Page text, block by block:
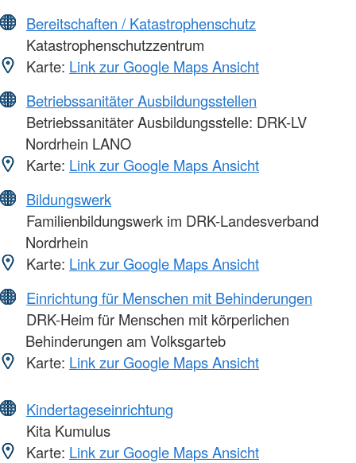
Bereitschaften / Katastrophenschutz
Katastrophenschutzzentrum
Karte: Link zur Google Maps Ansicht
Betriebssanitäter Ausbildungsstellen
Betriebssanitäter Ausbildungsstelle: DRK-LV
Nordrhein LANO
Karte: Link zur Google Maps Ansicht
Bildungswerk
Familienbildungswerk im DRK-Landesverband
Nordrhein
Karte: Link zur Google Maps Ansicht
Einrichtung für Menschen mit Behinderungen
DRK-Heim für Menschen mit körperlichen
Behinderungen am Volksgarteb
Karte: Link zur Google Maps Ansicht
Kindertageseinrichtung
Kita Kumulus
Karte: Link zur Google Maps Ansicht